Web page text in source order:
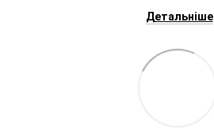
Детальніше